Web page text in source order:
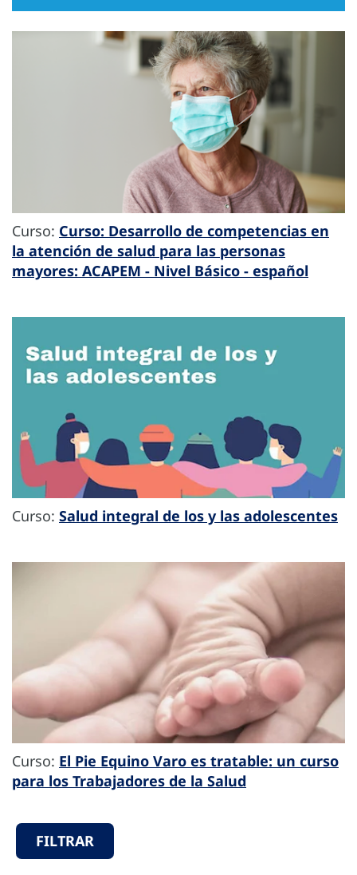
Curso: Curso: Desarrollo de competencias en
la atención de salud para las personas
mayores: ACAPEM - Nivel Básico - español
Curso: Salud integral de los y las adolescentes
Curso: El Pie Equino Varo es tratable: un curso
para los Trabajadores de la Salud
FILTRAR